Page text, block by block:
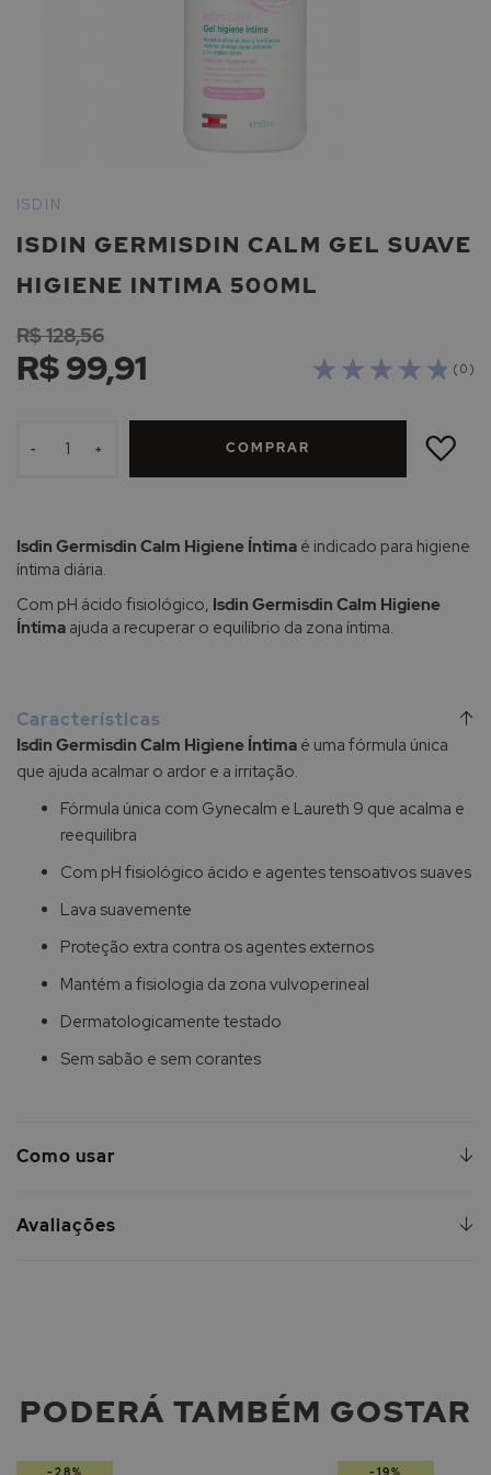
para
início
Galeria
imagens
ISDIN GERMISDIN CALM GEL SUAVE
HIGIENE INTIMA 500ML
ISDIN
( 0 )
R$ 99,91
R$ 128,56
- + COMPRAR
ADICIONAR
LISTA
Isdin Germisdin Calm Higiene Íntima é indicado para higiene
íntima diária.
Com pH ácido fisiológico, Isdin Germisdin Calm Higiene
Íntima ajuda a recuperar o equilíbrio da zona íntima.
Características
Isdin Germisdin Calm Higiene Íntima é uma fórmula única
que ajuda acalmar o ardor e a irritação.
Fórmula única com Gynecalm e Laureth 9 que acalma e
reequilibra
Com pH fisiológico ácido e agentes tensoativos suaves
Lava suavemente
Proteção extra contra os agentes externos
Mantém a fisiologia da zona vulvoperineal
Dermatologicamente testado
Sem sabão e sem corantes
Como usar
Avaliações
PODERÁ TAMBÉM GOSTAR